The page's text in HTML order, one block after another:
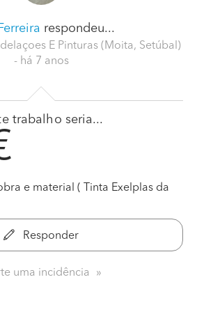
respondeu...
E Pinturas (Moita, Setúbal)
- há 7 anos
trabalho seria...
e material ( Tinta Exelplas da
Responder
uma incidência